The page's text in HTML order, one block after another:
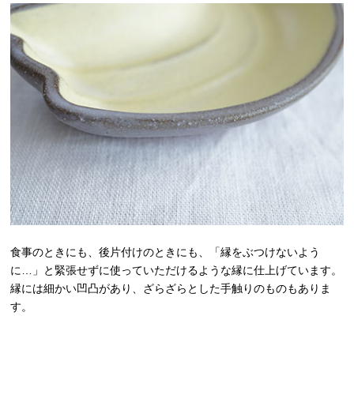
食事のときにも、後片付けのときにも、「縁をぶつけないよう
に…」と緊張せずに使っていただけるような縁に仕上げています。
縁には細かい凹凸があり、ざらざらとした手触りのものもありま
す。